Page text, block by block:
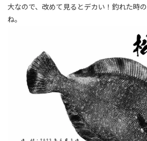
大なので、改めて見るとデカい！釣れた時
ね。